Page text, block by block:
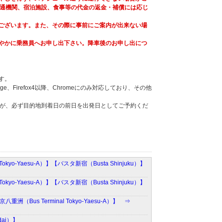
機関、宿泊施設、食事等の代金の返金・補償には応じ
います。また、その際に事前にご案内が出来ない場
に乗務員へお申し出下さい。降車後のお申し出につ
、Firefox4以降、Chromeにのみ対応しており、その他
必ず目的地到着日の前日を出発日としてご予約くだ
Yaesu-A）】【バスタ新宿（Busta Shinjuku）】
Yaesu-A）】【バスタ新宿（Busta Shinjuku）】
八重洲（Bus Terminal Tokyo-Yaesu-A）】 ⇒
）】